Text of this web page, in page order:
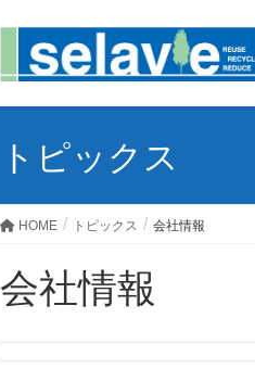
トピックス
HOME トピックス 会社情報
会社情報